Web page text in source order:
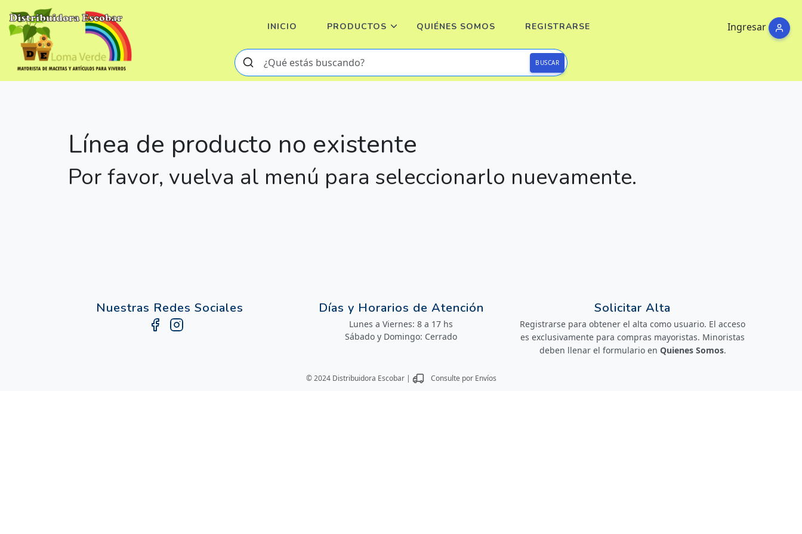
Ingresar
INICIO PRODUCTOS QUIÉNES SOMOS REGISTRARSE
BUSCAR
Línea de producto no existente
Por favor, vuelva al menú para seleccionarlo nuevamente.
Nuestras Redes Sociales Días y Horarios de Atención
Lunes a Viernes: 8 a 17 hs
Sábado y Domingo: Cerrado
Solicitar Alta
Registrarse para obtener el alta como usuario. El acceso
es exclusivamente para compras mayoristas. Minoristas
deben llenar el formulario en Quienes Somos.
© 2024 Distribuidora Escobar | Consulte por Envíos